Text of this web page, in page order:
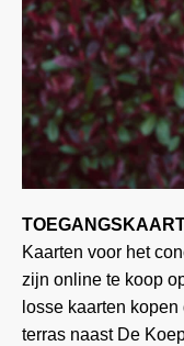
Kaarten voor het
zijn online te koop
losse kaarten
terras naast De